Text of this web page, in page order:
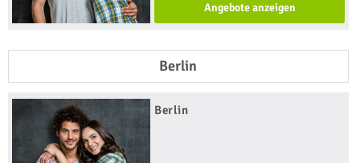
Angebote anzeigen
Berlin
Berlin